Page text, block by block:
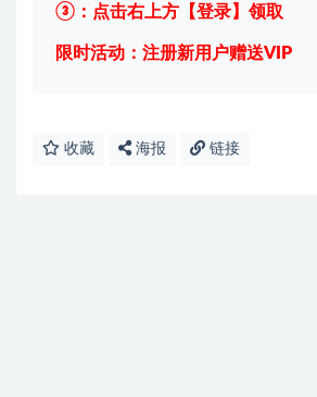
③：点击右上方【登录】
限时活动：注册新用户赠送VIP
收藏 海报 链接